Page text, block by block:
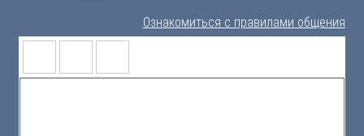
Ознакомиться с правилами общения